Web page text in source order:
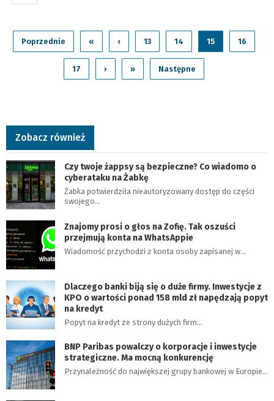
Poprzednie « ‹ 13 14 15 16
17 › » Następne
Zobacz również
Czy twoje żappsy są bezpieczne? Co wiadomo o
cyberataku na Żabkę
Żabka potwierdziła nieautoryzowany dostęp do części
swojego…
Znajomy prosi o głos na Zofię. Tak oszuści
przejmują konta na WhatsAppie
Wiadomość przychodzi z konta osoby zapisanej w…
Dlaczego banki biją się o duże firmy. Inwestycje z
KPO o wartości ponad 158 mld zł napędzają popyt
na kredyt
Popyt na kredyt ze strony dużych firm…
BNP Paribas powalczy o korporacje i inwestycje
strategiczne. Ma mocną konkurencję
Przynależność do największej grupy bankowej w Europie…